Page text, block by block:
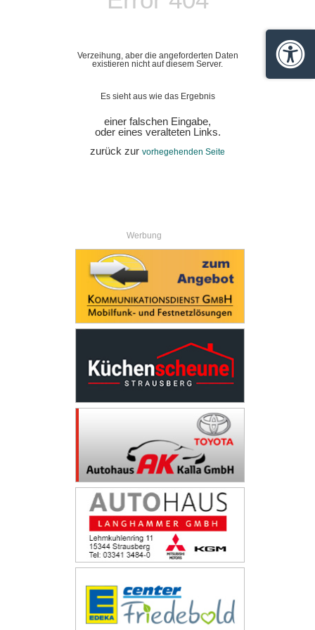
Verzeihung, aber die angeforderten Daten
existieren nicht auf diesem Server.
Es sieht aus wie das Ergebnis
einer falschen Eingabe,
oder eines veralteten Links.
zurück zur vorhegehenden Seite
Werbung